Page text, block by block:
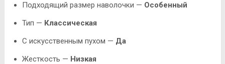
Подходящий размер наволочки — Особенный
Тип — Классическая
С искусственным пухом — Да
Жесткость — Низкая